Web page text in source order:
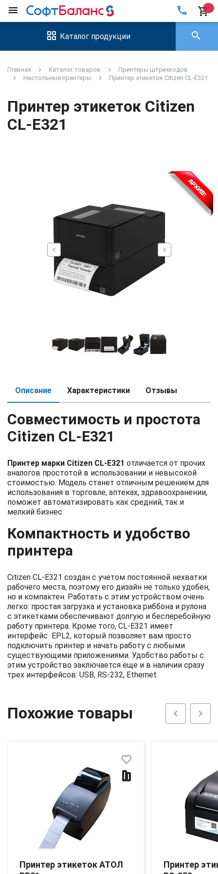
menu local_phone shopping_cart
Каталог продукции search
Главная Каталог товаров
Принтеры штрихкодов
Настольные принтеры
Принтер этикеток Citizen CL-E321
chevron_left chevron_right
Принтер этикеток Citizen
CL-E321
Описание Характеристики Отзывы
Совместимость и простота
Citizen CL-E321
Принтер марки Citizen CL-E321 отличается от прочих
аналогов простотой в использовании и невысокой
стоимостью. Модель станет отличным решением для
использования в торговле, аптеках, здравоохранении,
поможет автоматизировать как средний, так и
мелкий бизнес.
Компактность и удобство
принтера
Citizen CL-E321 создан с учетом постоянной нехватки
рабочего места, поэтому его дизайн не только удобен,
но и компактен. Работать с этим устройством очень
легко: простая загрузка и установка риббона и рулона
с этикетками обеспечивают долгую и бесперебойную
работу принтера. Кроме того, CL-E321 имеет
интерфейс EPL2, который позволяет вам просто
подключить принтер и начать работу с любыми
существующими приложениями. Удобство работы с
этим устройство заключается еще и в наличии сразу
трех интерфейсов: USB, RS-232, Ethernet.
Похожие товары chevron_left chevron_right
Принтер этикеток АТОЛ
favorite_border
Принтер